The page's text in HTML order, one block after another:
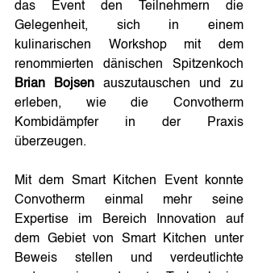
das Event den Teilnehmern die
Gelegenheit, sich in einem
kulinarischen Workshop mit dem
Brian Bojsen auszutauschen und zu
erleben, wie die Convotherm
Kombidämpfer in der Praxis
überzeugen.
Mit dem Smart Kitchen Event konnte
Convotherm einmal mehr seine
Expertise im Bereich Innovation auf
dem Gebiet von Smart Kitchen unter
Beweis stellen und verdeutlichte